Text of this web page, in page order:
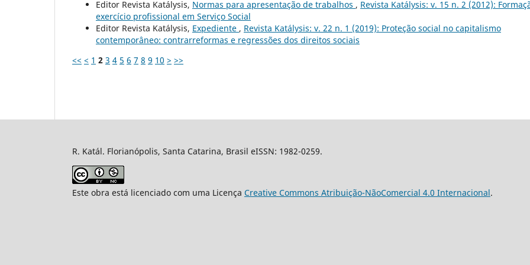
Editor Revista Katálysis, Normas para apresentação de trabalhos , Revista Katálysis: v. 15 n. 2 (2012):
exercício profissional em Serviço Social
Editor Revista Katálysis, Expediente , Revista Katálysis: v. 22 n. 1 (2019): Proteção social no capitalismo
contemporâneo: contrarreformas e regressões dos direitos sociais
<< < 1 2 3 4 5 6 7 8 9 10 > >>
R. Katál. Florianópolis, Santa Catarina, Brasil eISSN: 1982-0259.
Este obra está licenciado com uma Licença Creative Commons Atribuição-NãoComercial 4.0 Internacional.